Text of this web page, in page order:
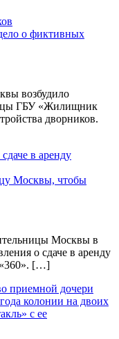
о фиктивных
возбудило
ГБУ «Жилищник
дворников.
Москвы, чтобы
Москвы в
о сдаче в аренду
«360». […]
колонии на двоих
с ее